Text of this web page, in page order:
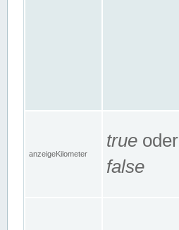
anzeigeKilometer
true oder
false